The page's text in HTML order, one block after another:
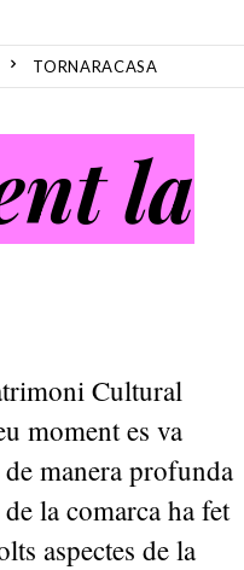
TORNARACASA
la
Cultural
moment es va
manera profunda
la comarca ha fet
aspectes de la